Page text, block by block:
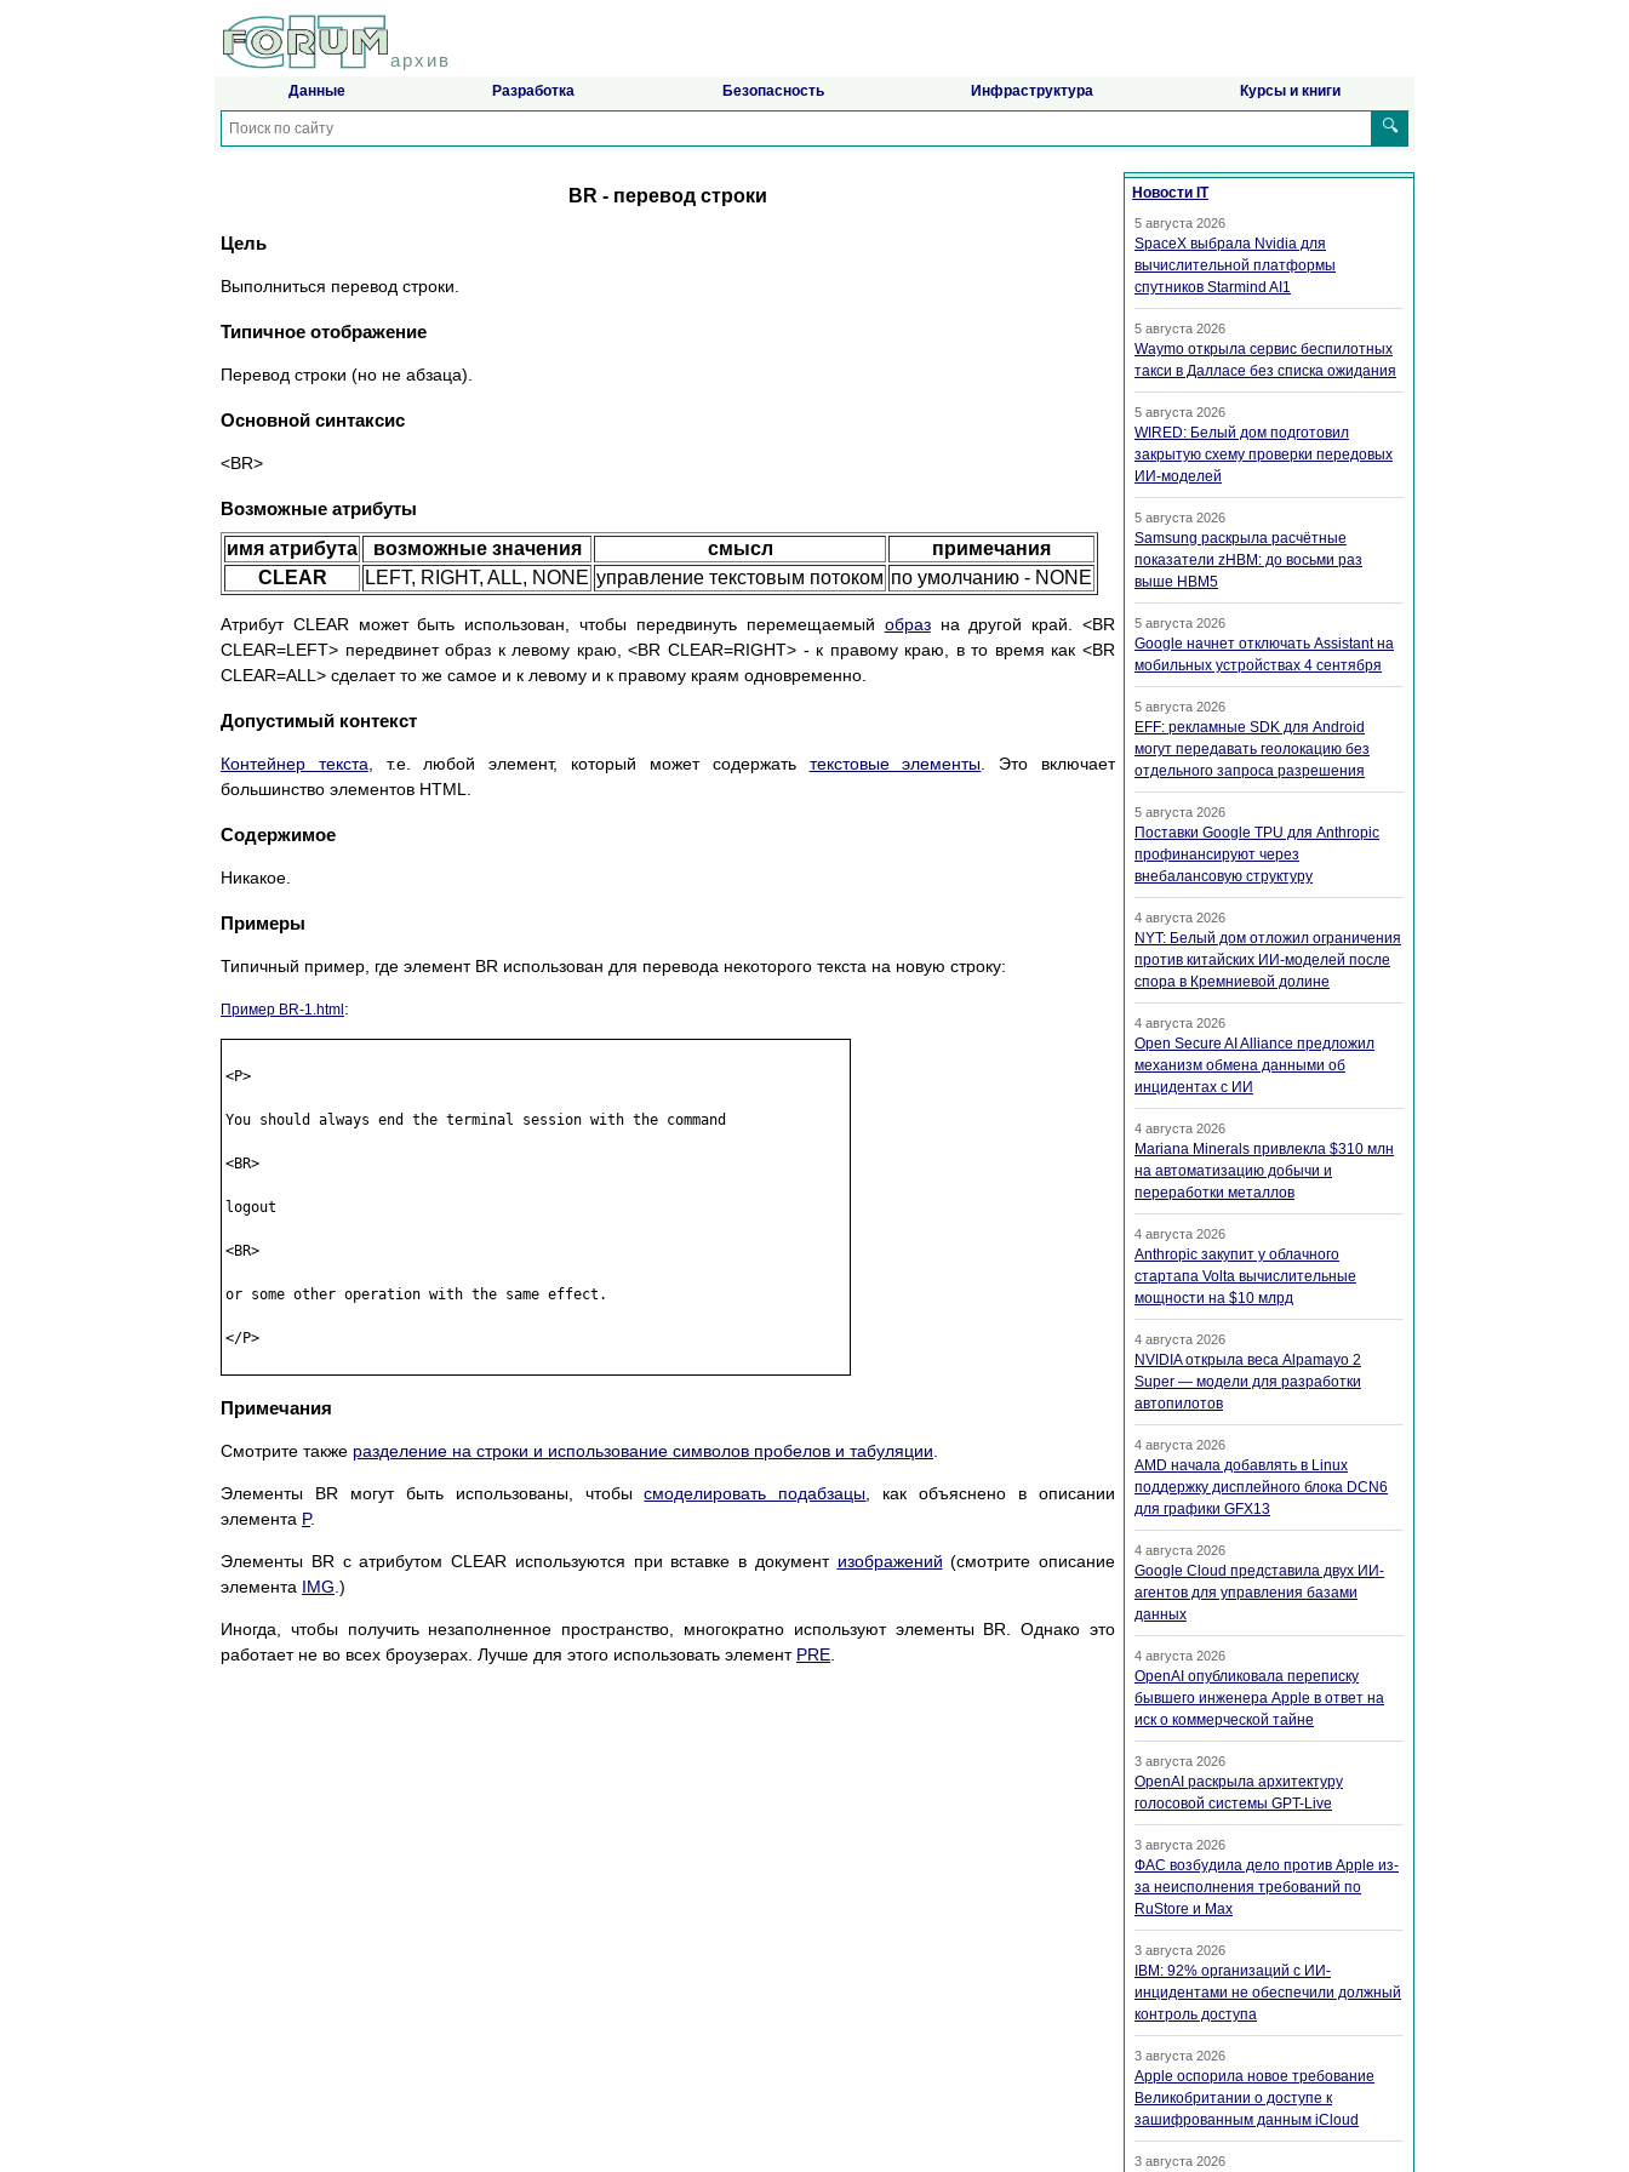
архив
Данные Разработка Безопасность Инфраструктура Курсы и книги
🔍
BR - перевод строки
Цель
Выполниться перевод строки.
Типичное отображение
Перевод строки (но не абзаца).
Основной синтаксис
<BR>
Возможные атрибуты
имя атрибута
возможные значения смысл
примечания
CLEAR
LEFT, RIGHT, ALL, NONE управление текстовым потоком по умолчанию - NONE
Атрибут CLEAR может быть использован, чтобы передвинуть перемещаемый образна другой край. <BR
CLEAR=LEFT> передвинет образ к левому краю, <BR CLEAR=RIGHT> - к правому краю, в то время как <BR
CLEAR=ALL> сделает то же самое и к левому и к правому краям одновременно.
Допустимый контекст
Контейнер текста , т.е. любой элемент, который может содержать текстовые элементы . Это включает
большинство элементов HTML.
Содержимое
Никакое.
Примеры
Типичный пример, где элемент BR использован для перевода некоторого текста на новую строку:
Пример BR-1.html :
<P>
You should always end the terminal session with the command
<BR>
logout
<BR>
or some other operation with the same effect.
</P>
Примечания
Смотрите также разделение на строки и использование символов пробелов и табуляции
Элементы BR могут быть использованы, чтобысмоделировать подабзацы , как объяснено в описании
элемента P.
Элементы BR с атрибутом CLEAR используются при вставке в документ изображений (смотрите описание
элемента IMG .)
Иногда, чтобы получить незаполненное пространство, многократно используют элементы BR. Однако это
работает не во всех броузерах. Лучше для этого использовать элемент PRE
Новости IT
5 августа 2026
SpaceX выбрала Nvidia для
вычислительной платформы
спутников Starmind AI1
5 августа 2026
Waymo открыла сервис беспилотных
такси в Далласе без списка ожидания
5 августа 2026
WIRED: Белый дом подготовил
закрытую схему проверки передовых
ИИ-моделей
5 августа 2026
Samsung раскрыла расчётные
показатели zHBM: до восьми раз
выше HBM5
5 августа 2026
Google начнет отключать Assistant на
мобильных устройствах 4 сентября
5 августа 2026
EFF: рекламные SDK для Android
могут передавать геолокацию без
отдельного запроса разрешения
5 августа 2026
Поставки Google TPU для Anthropic
профинансируют через
внебалансовую структуру
4 августа 2026
NYT: Белый дом отложил ограничения
против китайских ИИ-моделей после
спора в Кремниевой долине
4 августа 2026
Open Secure AI Alliance предложил
механизм обмена данными об
инцидентах с ИИ
4 августа 2026
Mariana Minerals привлекла $310 млн
на автоматизацию добычи и
переработки металлов
4 августа 2026
Anthropic закупит у облачного
стартапа Volta вычислительные
мощности на $10 млрд
4 августа 2026
NVIDIA открыла веса Alpamayo 2
Super — модели для разработки
автопилотов
4 августа 2026
AMD начала добавлять в Linux
поддержку дисплейного блока DCN6
для графики GFX13
4 августа 2026
Google Cloud представила двух ИИ-
агентов для управления базами
данных
4 августа 2026
OpenAI опубликовала переписку
бывшего инженера Apple в ответ на
иск о коммерческой тайне
3 августа 2026
OpenAI раскрыла архитектуру
голосовой системы GPT-Live
3 августа 2026
ФАС возбудила дело против Apple из-
за неисполнения требований по
RuStore и Max
3 августа 2026
IBM: 92% организаций с ИИ-
инцидентами не обеспечили должный
контроль доступа
3 августа 2026
Apple оспорила новое требование
Великобритании о доступе к
зашифрованным данным iCloud
3 августа 2026